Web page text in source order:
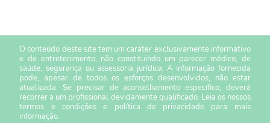
O conteúdo deste site tem um caráter exclusivamente informativo
e de entretenimento, não constituindo um parecer médico, de
saúde, segurança ou assessoria jurídica. A informação fornecida
pode, apesar de todos os esforços desenvolvidos, não estar
atualizada. Se precisar de aconselhamento específico, deverá
recorrer a um profissional devidamente qualificado. Leia os nossos
termos e condiçõese política de privacidade para mais
informação.